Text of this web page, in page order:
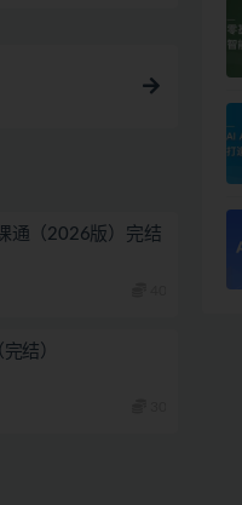
通（2026版）完结
结）